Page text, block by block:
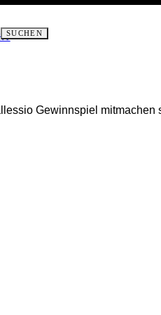
SUCHEN
Gewinnspiel mitmachen